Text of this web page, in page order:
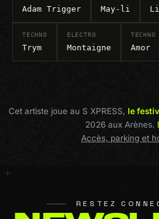
Adam Trigger May-li
TECHNO
Trym
ELECTRO
Montaigne
TECHNO
Amor
Cet artiste joue au S XPRESS, le
2026 aux Arènes.
Accès, parking et
RESTEZ